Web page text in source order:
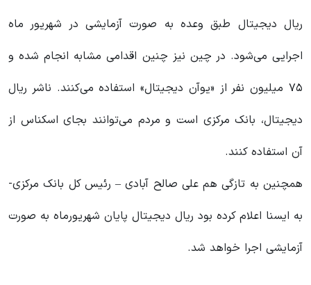
ریال دیجیتال طبق وعده به صورت آزمایشی در شهریور ماه
اجرایی می‌شود. در چین نیز چنین اقدامی مشابه انجام شده و
۷۵ میلیون نفر از «یوآن دیجیتال» استفاده می‌کنند. ناشر ریال
دیجیتال، بانک مرکزی است و مردم می‌توانند بجای اسکناس از
آن استفاده کنند.
همچنین به تازگی هم علی صالح آبادی – رئیس کل بانک مرکزی-
به ایسنا اعلام کرده بود ریال دیجیتال پایان شهریورماه به صورت
آزمایشی اجرا خواهد شد.